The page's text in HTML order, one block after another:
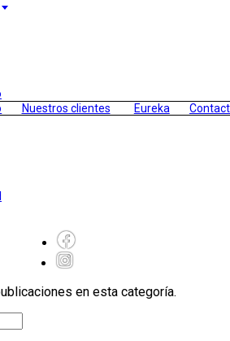
Nuestros clientes Eureka
en esta categoría.